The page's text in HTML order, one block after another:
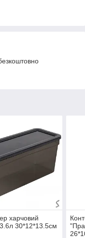
харчовий
30*12*13.5см